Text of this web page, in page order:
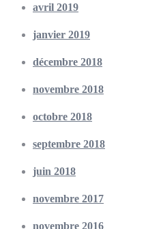
avril 2019
janvier 2019
décembre 2018
novembre 2018
octobre 2018
septembre 2018
juin 2018
novembre 2017
novembre 2016